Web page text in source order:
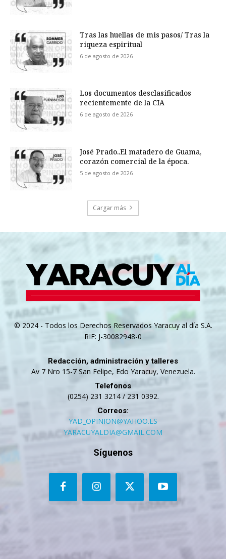
Tras las huellas de mis pasos/ Tras la
riqueza espiritual
6 de agosto de 2026
Los documentos desclasificados
recientemente de la CIA
6 de agosto de 2026
José Prado..El matadero de Guama,
corazón comercial de la época.
5 de agosto de 2026
Cargar más
© 2024 - Todos los Derechos Reservados Yaracuy al día S.A.
RIF: J-30082948-0
Redacción, administración y talleres
Av 7 Nro 15-7 San Felipe, Edo Yaracuy, Venezuela.
Telefonos
(0254) 231 3214 / 231 0392.
Correos:
YAD_OPINION@YAHOO.ES
YARACUYALDIA@GMAIL.COM
Síguenos